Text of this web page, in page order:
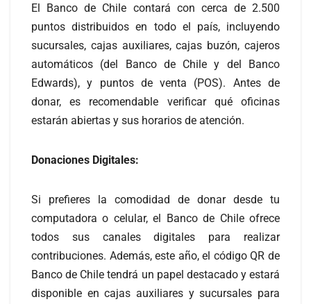
El Banco de Chile contará con cerca de 2.500
puntos distribuidos en todo el país, incluyendo
sucursales, cajas auxiliares, cajas buzón, cajeros
automáticos (del Banco de Chile y del Banco
Edwards), y puntos de venta (POS). Antes de
donar, es recomendable verificar qué oficinas
estarán abiertas y sus horarios de atención.
Donaciones Digitales:
Si prefieres la comodidad de donar desde tu
computadora o celular, el Banco de Chile ofrece
todos sus canales digitales para realizar
contribuciones. Además, este año, el código QR de
Banco de Chile tendrá un papel destacado y estará
disponible en cajas auxiliares y sucursales para